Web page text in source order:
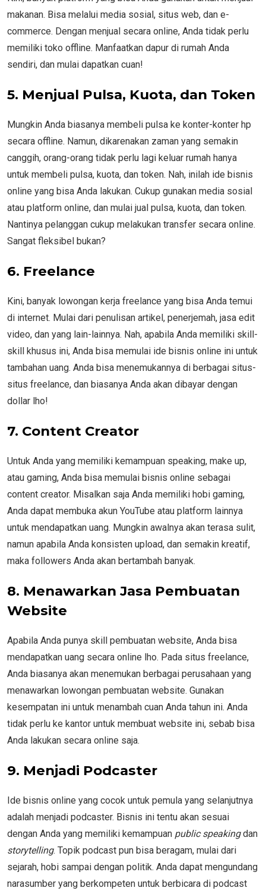
makanan. Bisa melalui media sosial, situs web, dan e-
commerce. Dengan menjual secara online, Anda tidak perlu
memiliki toko offline. Manfaatkan dapur di rumah Anda
sendiri, dan mulai dapatkan cuan!
5. Menjual Pulsa, Kuota, dan Token
Mungkin Anda biasanya membeli pulsa ke konter-konter hp
secara offline. Namun, dikarenakan zaman yang semakin
canggih, orang-orang tidak perlu lagi keluar rumah hanya
untuk membeli pulsa, kuota, dan token. Nah, inilah ide bisnis
online yang bisa Anda lakukan. Cukup gunakan media sosial
atau platform online, dan mulai jual pulsa, kuota, dan token.
Nantinya pelanggan cukup melakukan transfer secara online.
Sangat fleksibel bukan?
6. Freelance
Kini, banyak lowongan kerja freelance yang bisa Anda temui
di internet. Mulai dari penulisan artikel, penerjemah, jasa edit
video, dan yang lain-lainnya. Nah, apabila Anda memiliki skill-
skill khusus ini, Anda bisa memulai ide bisnis online ini untuk
tambahan uang. Anda bisa menemukannya di berbagai situs-
situs freelance, dan biasanya Anda akan dibayar dengan
dollar lho!
7. Content Creator
Untuk Anda yang memiliki kemampuan speaking, make up,
atau gaming, Anda bisa memulai bisnis online sebagai
content creator. Misalkan saja Anda memiliki hobi gaming,
Anda dapat membuka akun YouTube atau platform lainnya
untuk mendapatkan uang. Mungkin awalnya akan terasa sulit,
namun apabila Anda konsisten upload, dan semakin kreatif,
maka followers Anda akan bertambah banyak.
8. Menawarkan Jasa Pembuatan
Website
Apabila Anda punya skill pembuatan website, Anda bisa
mendapatkan uang secara online lho. Pada situs freelance,
Anda biasanya akan menemukan berbagai perusahaan yang
menawarkan lowongan pembuatan website. Gunakan
kesempatan ini untuk menambah cuan Anda tahun ini. Anda
tidak perlu ke kantor untuk membuat website ini, sebab bisa
Anda lakukan secara online saja.
9. Menjadi Podcaster
Ide bisnis online yang cocok untuk pemula yang selanjutnya
adalah menjadi podcaster. Bisnis ini tentu akan sesuai
dengan Anda yang memiliki kemampuan public speakingdan
storytelling. Topik podcast pun bisa beragam, mulai dari
sejarah, hobi sampai dengan politik. Anda dapat mengundang
narasumber yang berkompeten untuk berbicara di podcast